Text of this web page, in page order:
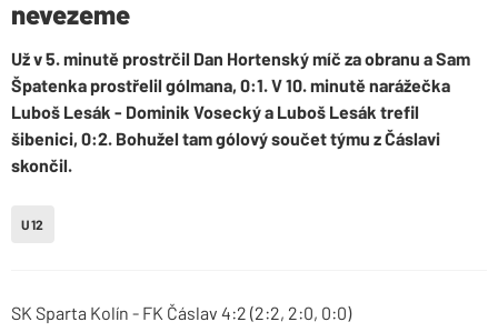
nevezeme
Už v 5. minutě prostrčil Dan Hortenský míč za obranu a Sam
Špatenka prostřelil gólmana, 0:1. V 10. minutě narážečka
Luboš Lesák - Dominik Vosecký a Luboš Lesák trefil
šibenici, 0:2. Bohužel tam gólový součet týmu z Čáslavi
skončil.
U12
SK Sparta Kolín - FK Čáslav 4:2 (2:2, 2:0, 0:0)